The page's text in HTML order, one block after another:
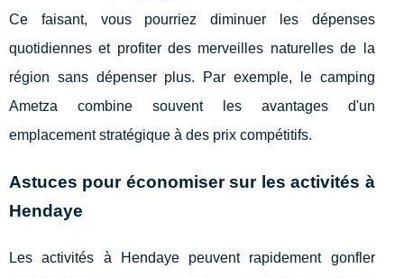
Ce faisant, vous pourriez diminuer les dépenses
quotidiennes et profiter des merveilles naturelles de la
région sans dépenser plus. Par exemple, le camping
Ametza combine souvent les avantages d'un
emplacement stratégique à des prix compétitifs.
Astuces pour économiser sur les activités à
Hendaye
Les activités à Hendaye peuvent rapidement gonfler